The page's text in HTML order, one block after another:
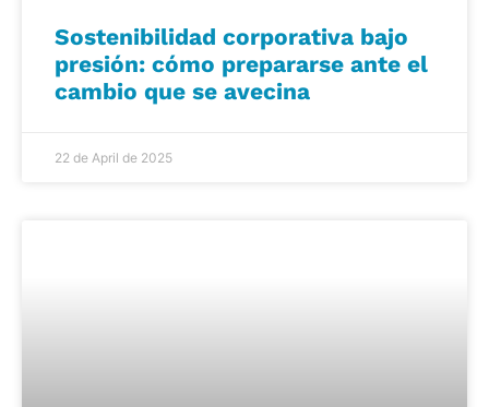
Sostenibilidad corporativa bajo
presión: cómo prepararse ante el
cambio que se avecina
22 de April de 2025